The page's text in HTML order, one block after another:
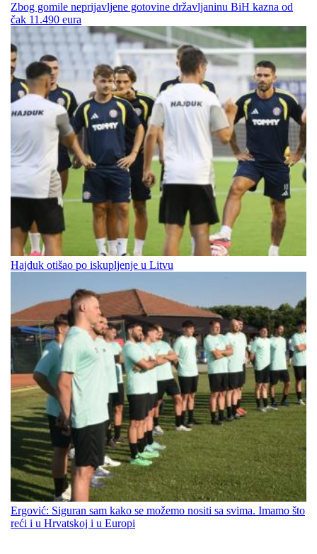
Zbog gomile neprijavljene gotovine državljaninu BiH kazna od
čak 11.490 eura
Hajduk otišao po iskupljenje u Litvu
Ergović: Siguran sam kako se možemo nositi sa svima. Imamo što
reći i u Hrvatskoj i u Europi